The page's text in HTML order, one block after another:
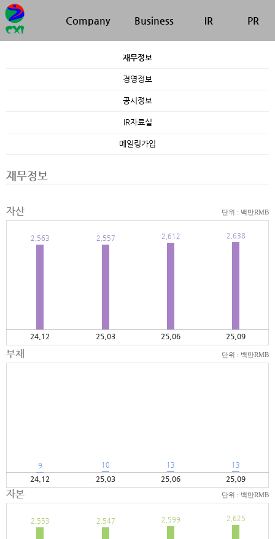
Company Business IR PR
재무정보
경영정보
공시정보
IR자료실
메일링가입
재무정보
자산 단위 : 백만RMB
2,563 2,557 2,612 2,638
24.12 25.03 25.06 25.09
부채 단위 : 백만RMB
9 10 13 13
24.12 25.03 25.06 25.09
자본 단위 : 백만RMB
2,553 2,547 2,599 2,625